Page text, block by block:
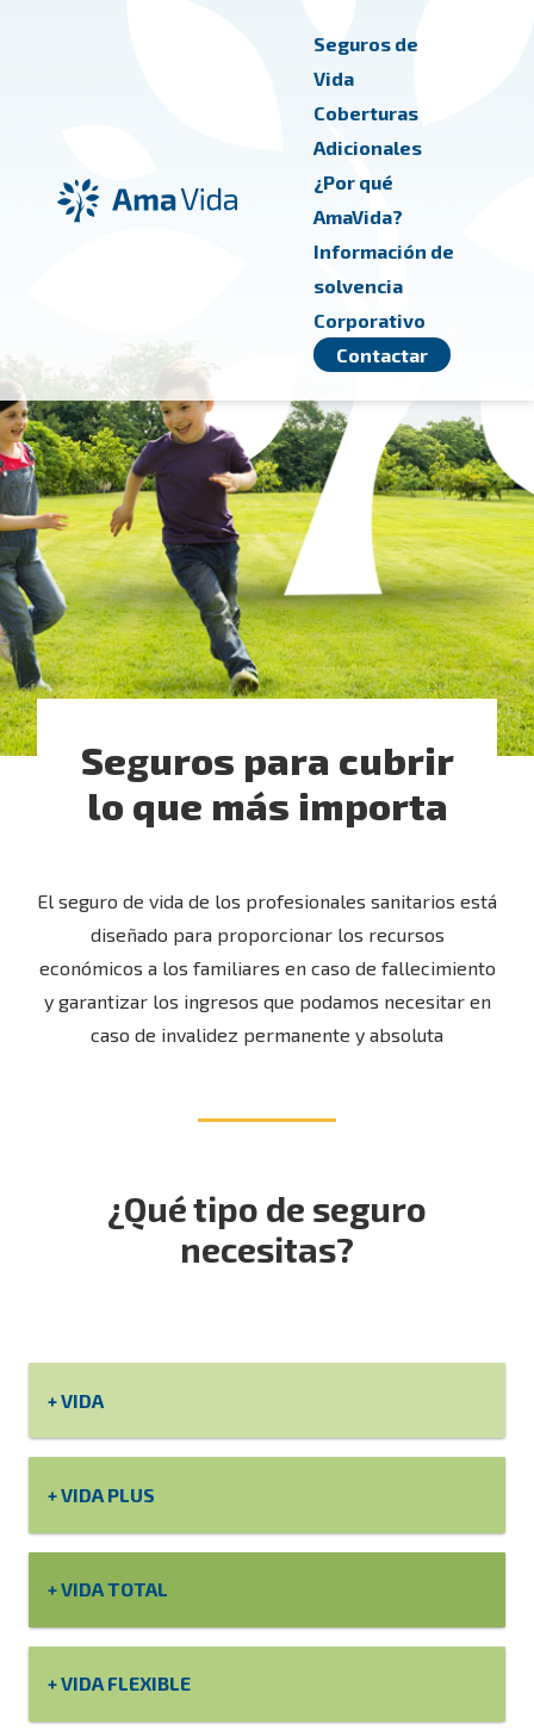
Seguros de
Vida
Coberturas
Adicionales
¿Por qué
AmaVida?
Información de
solvencia
Corporativo
Contactar
Seguros para cubrir
lo que más importa
El seguro de vida de los profesionales sanitarios está
diseñado para proporcionar los recursos
económicos a los familiares en caso de fallecimiento
y garantizar los ingresos que podamos necesitar en
caso de invalidez permanente y absoluta
¿Qué tipo de seguro
necesitas?
VIDA
VIDA PLUS
VIDA TOTAL
VIDA FLEXIBLE